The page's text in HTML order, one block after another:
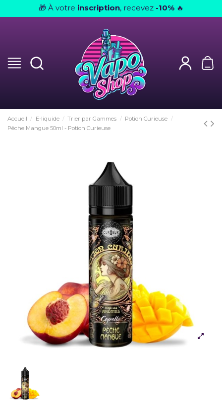
🎁 À votre inscription, recevez -10% 🔥
Accueil E-liquide Trier par Gammes
Potion Curieuse
Pêche Mangue 50ml - Potion Curieuse